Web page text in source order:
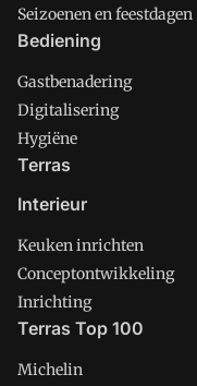
Seizoenen en feestdagen
Bediening
Gastbenadering
Digitalisering
Hygiëne
Terras
Interieur
Keuken inrichten
Conceptontwikkeling
Inrichting
Terras Top 100
Michelin